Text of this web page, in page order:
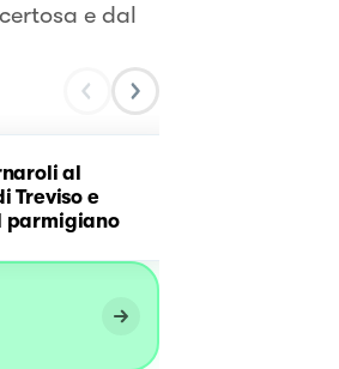
e dal
al
Treviso e
parmigiano